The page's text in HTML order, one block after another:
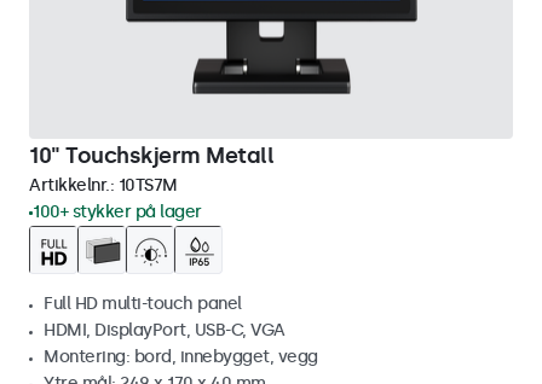
10" Touchskjerm Metall
Artikkelnr.: 10TS7M
100+ stykker på lager
Full HD multi-touch panel
HDMI, DisplayPort, USB-C, VGA
Montering: bord, innebygget, vegg